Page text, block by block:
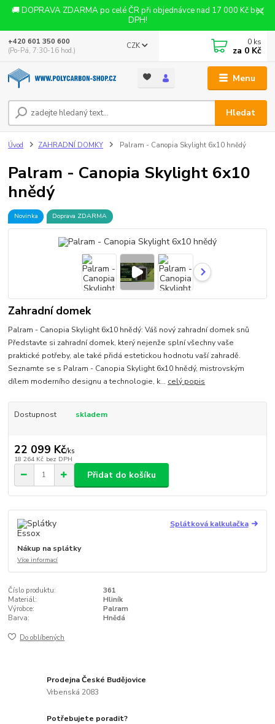
🚚 DOPRAVA ZDARMA po celé ČR při objednávce nad 17 000 Kč bez
DPH!
Menu
CZK
Hledat
+420 601 350 600
(Po-Pá, 7:30-16 hod.)
0 ks
za 0 Kč
Úvod ZAHRADNÍ DOMKY Palram - Canopia Skylight 6x10 hnědý
Palram - Canopia Skylight 6x10
hnědý
Novinka Doprava ZDARMA
Zahradní domek
Palram - Canopia Skylight 6x10 hnědý: Váš nový zahradní domek snů
Představte si zahradní domek, který nejenže splní všechny vaše
praktické potřeby, ale také přidá estetickou hodnotu vaší zahradě.
Seznamte se s Palram - Canopia Skylight 6x10 hnědý, mistrovským
dílem moderního designu a technologie, k... celý popis
Dostupnost skladem
22 099 Kč/ks
18 264 Kč bez DPH
Přidat do košíku
Splátková kalkulačka
Nákup na splátky
Více informací
Číslo produktu:
361
Materiál:
Hliník
Výrobce:
Palram
Barva:
Hnědá
Do oblíbených
Prodejna České Budějovice
Vrbenská 2083
Potřebujete poradit?